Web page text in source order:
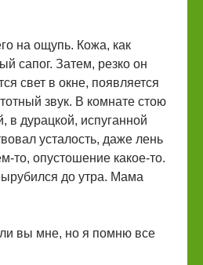
на ощупь. Кожа, как
сапог. Затем, резко он
свет в окне, появляется
звук. В комнате стою
в дурацкой, испуганной
усталость, даже лень
то, опустошение какое-то.
до утра. Мама
вы мне, но я помню все